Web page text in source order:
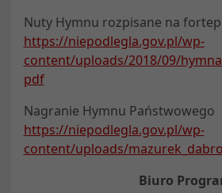
Nuty Hymnu rozpisane na
https://niepodlegla.gov.pl/wp-
content/uploads/2018/09/
pdf
Nagranie Hymnu Państwowego
https://niepodlegla.gov.pl/wp-
content/uploads/
Biuro